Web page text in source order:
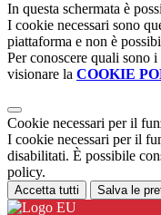
In questa schermata è
I cookie necessari sono
piattaforma e non è
Per conoscere quali sono
visionare la COOKIE
Cookie necessari per il
I cookie necessari per il
disabilitati. È possibile
policy.
Accetta tutti Salva le